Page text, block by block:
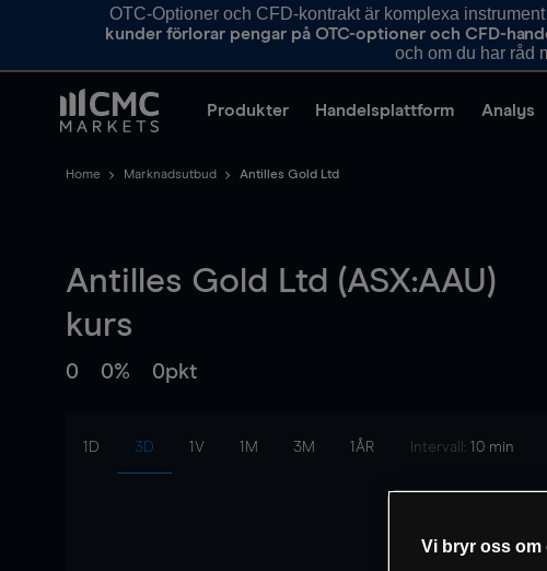
OTC-Optioner och CFD-kontrakt är komplexa
kunder förlorar pengar på OTC-optioner och CFD-
och om du har råd
Produkter Handelsplattform Analys
Home Marknadsutbud Antilles Gold Ltd
Antilles Gold Ltd (ASX:AAU)
kurs
0 0% 0pkt
1D 3D 1V 1M 3M 1ÅR Intervall: 10 min
Vi bryr oss